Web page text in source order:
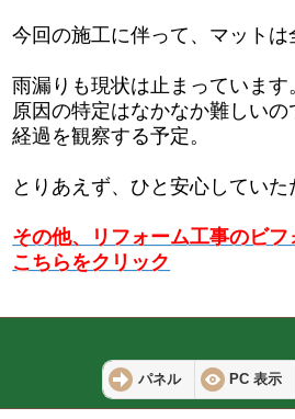
今回の施工に伴って、マットは
雨漏りも現状は止まっています
原因の特定はなかなか難しい
経過を観察する予定。
とりあえず、ひと安心していた
その他、リフォーム工事のビフ
こちらをクリック
パネル PC 表示